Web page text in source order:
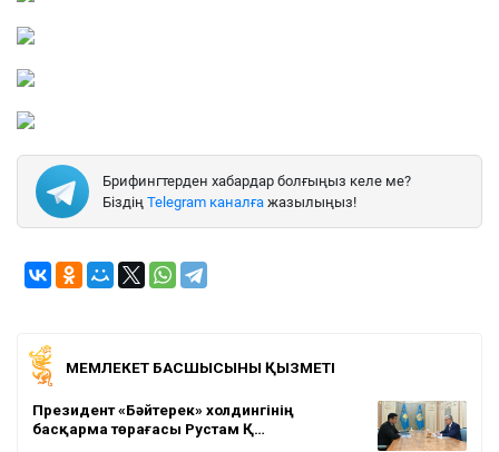
Брифингтерден хабардар болғыңыз келе ме?
Біздің Telegram каналға жазылыңыз!
МЕМЛЕКЕТ БАСШЫСЫНЫҢ ҚЫЗМЕТІ
Президент «Бәйтерек» холдингінің
басқарма төрағасы Рустам Қ…